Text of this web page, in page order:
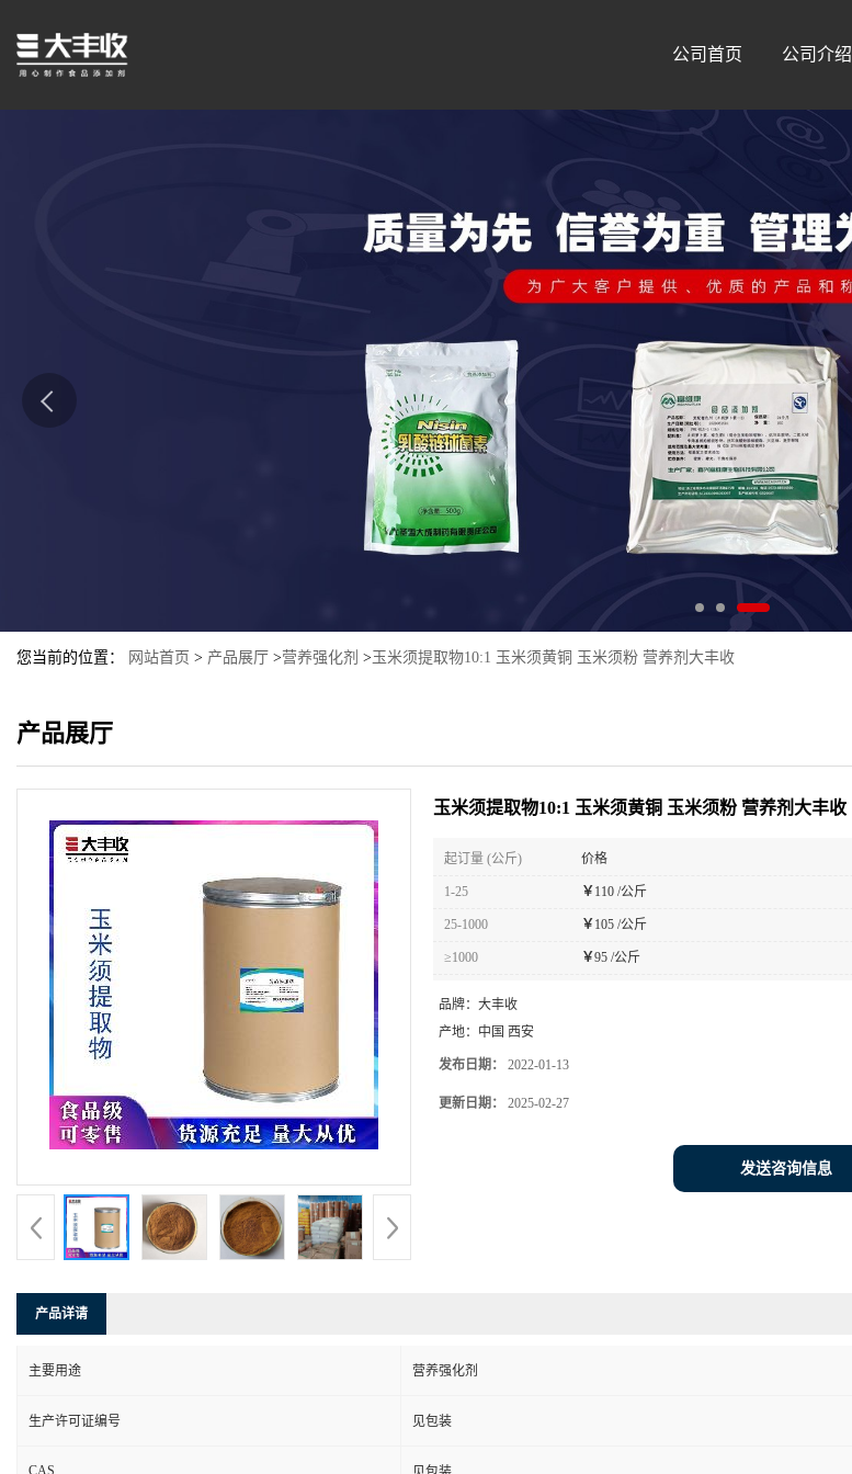
公司首页 公司介绍
您当前的位置： 网站首页 > 产品展厅 >营养强化剂 >玉米须提取物10:1 玉米须黄铜 玉米须粉 营养剂大丰收
产品展厅
玉米须提取物10:1 玉米须黄铜 玉米须粉 营养剂大丰收
起订量 (公斤) 价格
1-25 ￥ 110 /公斤
25-1000 ￥ 105 /公斤
≥1000 ￥95 /公斤
品牌： 大丰收
产地： 中国 西安
发布日期： 2022-01-13
更新日期： 2025-02-27
发送咨询信息
产品详请
主要用途 营养强化剂
生产许可证编号 见包装
CAS